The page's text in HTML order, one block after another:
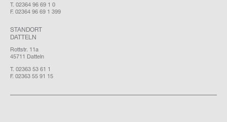
T. 02364 96 69 1 0
F. 02364 96 69 1 399
STANDORT
DATTELN
Rottstr. 11a
45711 Datteln
T. 02363 53 61 1
F. 02363 55 91 15